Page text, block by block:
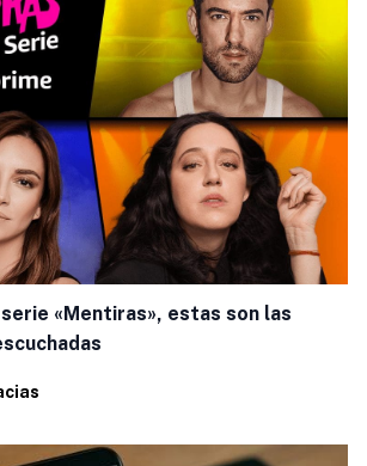
«Mentiras», estas son las